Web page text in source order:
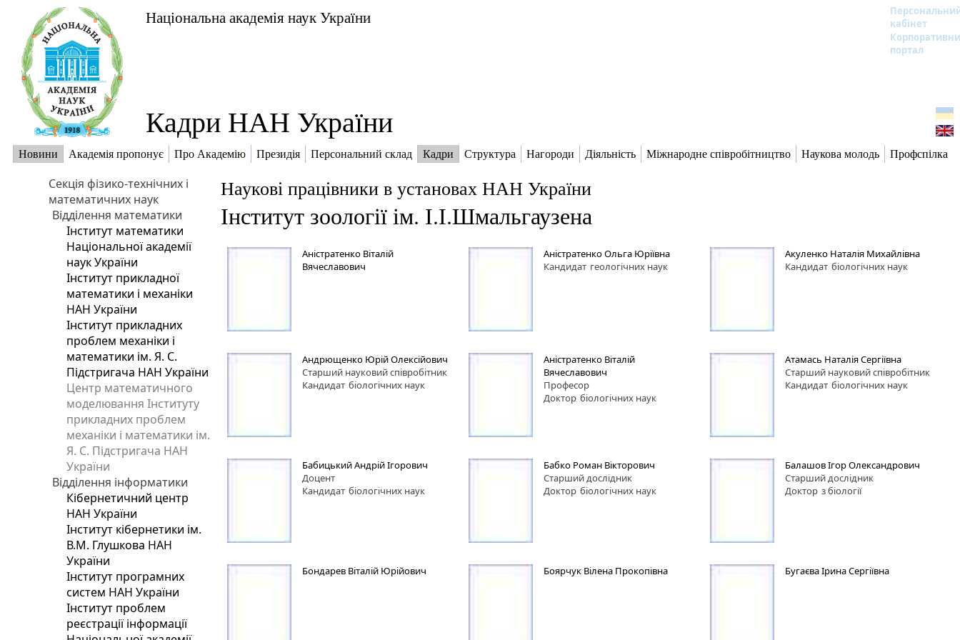
Національна академія наук України
кабінет
портал
Кадри НАН України
Новини Академія пропонує Про Академію Президія Персональний склад Кадри Структура Нагороди Діяльність Міжнародне співробітництво Наукова молодь Профспілка
Секція фізико-технічних і
математичних наук
Відділення математики
Інститут математики
Національної академії
наук України
Інститут прикладної
математики і механіки
НАН України
Інститут прикладних
проблем механіки і
математики ім. Я. С.
Підстригача НАН України
Центр математичного
моделювання Інституту
прикладних проблем
механіки і математики ім.
Я. С. Підстригача НАН
України
Відділення інформатики
Кібернетичний центр
НАН України
Інститут кібернетики ім.
В.М. Глушкова НАН
України
Інститут програмних
систем НАН України
Інститут проблем
реєстрації інформації
Наукові працівники в установах НАН України
Інститут зоології ім. І.І.Шмальгаузена
Aністратенко Віталій
Вячеславович
Aністратенко Ольга Юріївна
Кандидат геологічних наук
Акуленко Наталія Михайлівна
Кандидат біологічних наук
Андрющенко Юрій Олексійович
Старший науковий співробітник
Кандидат біологічних наук
Аністратенко Віталій
Вячеславович
Професор
Доктор біологічних наук
Атамась Наталія Сергіївна
Старший науковий співробітник
Кандидат біологічних наук
Бабицький Андрій Ігорович
Доцент
Кандидат біологічних наук
Бабко Роман Вікторович
Старший дослідник
Доктор біологічних наук
Балашов Ігор Олександрович
Старший дослідник
Доктор з біології
Бондарев Віталій Юрійович Боярчук Вілена Прокопівна Бугаєва Ірина Сергіївна